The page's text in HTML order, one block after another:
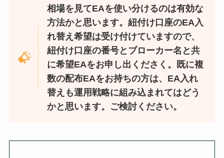
相場を見てEAを使い分けるのは有効な
方法かと思います。紐付け口座のEA入
れ替え希望は受け付けていますので、
紐付け口座の番号とブローカー名と共
に希望EAをお申し出くださく。既に複
数の配布EAをお持ちの方は、EA入れ
替えも運用戦略に組み込まれてはどう
かと思います。ご検討ください。